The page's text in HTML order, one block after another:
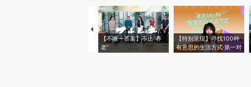
【不唯一答案】不止“养
老”
【特别呈现】寻找100种
有意思的生活方式·第一对